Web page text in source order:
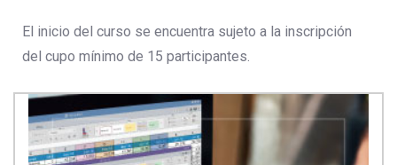
El inicio del curso se encuentra sujeto a la inscripción
del cupo mínimo de 15 participantes.